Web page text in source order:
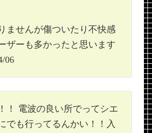
ませんが傷ついたり不快感
ザーも多かったと思います
06
！ 電波の良い所でってシエ
でも行ってるんかい！！入